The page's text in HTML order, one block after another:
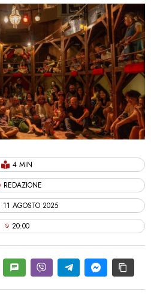
4 MIN
REDAZIONE
11 AGOSTO 2025
20:00